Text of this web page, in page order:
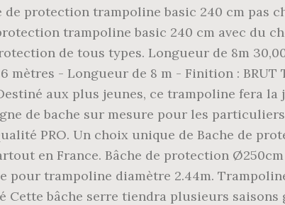
de protection trampoline basic 240 cm pas
trampoline basic 240 cm avec du
de tous types. Longueur de 8m 30,00
- Longueur de 8 m - Finition : BRUT
aux plus jeunes, ce trampoline fera la
de bache sur mesure pour les
PRO. Un choix unique de Bache de
en France. Bâche de protection
trampoline diamètre 2.44m.
bâche serre tiendra plusieurs saisons